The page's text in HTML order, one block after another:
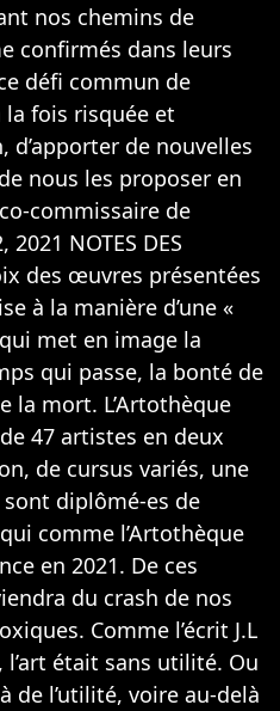
nos chemins de
confirmés dans leurs
défi commun de
la fois risquée et
d’apporter de nouvelles
nous les proposer en
commissaire de
NOTES DES
des œuvres présentées
à la manière d’une «
met en image la
qui passe, la bonté de
la mort. L’Artothèque
47 artistes en deux
de cursus variés, une
diplômé-es de
comme l’Artothèque
en 2021. De ces
du crash de nos
Comme l’écrit J.L
l’art était sans utilité. Ou
de l’utilité, voire au-delà